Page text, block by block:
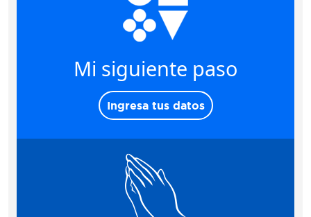
Mi siguiente paso
Ingresa tus datos